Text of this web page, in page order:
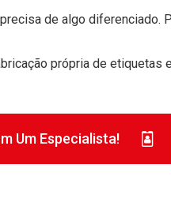
de algo diferenciado.
própria de etiquetas
Um Especialista!